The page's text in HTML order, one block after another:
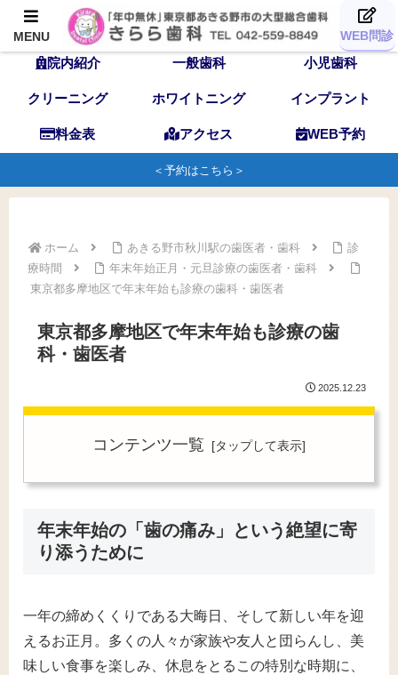
TOP 歯科医師 スタッフ
院内紹介 一般歯科 小児歯科
クリーニング ホワイトニング インプラント
料金表 アクセス WEB予約
＜予約はこちら＞
ホーム あきる野市秋川駅の歯医者・歯科
診
療時間
年末年始正月・元旦診療の歯医者・歯科
東京都多摩地区で年末年始も診療の歯科・歯医者
東京都多摩地区で年末年始も診療の歯
科・歯医者
2025.12.23
コンテンツ一覧
年末年始の「歯の痛み」という絶望に寄
り添うために
一年の締めくくりである大晦日、そして新しい年を迎
えるお正月。多くの人々が家族や友人と団らんし、美
味しい食事を楽しみ、休息をとるこの特別な時期に、
MENU WEB問診